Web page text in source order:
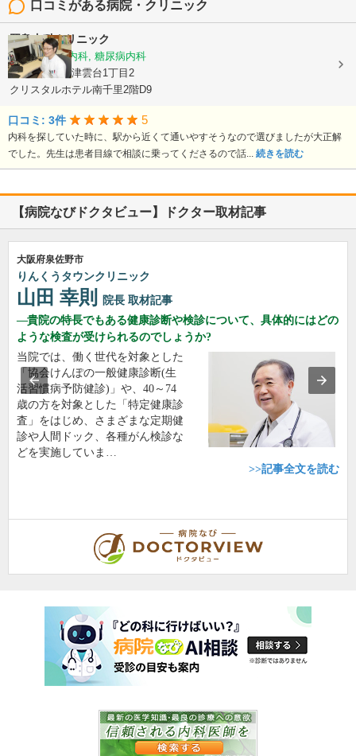
口コミがある病院・クリニック
岡島内科クリニック
内科, 循環器内科, 糖尿病内科
大阪府吹田市津雲台1丁目2
クリスタルホテル南千里2階D9
口コミ: 3件 5
内科を探していた時に、駅から近くて通いやすそうなので選びましたが大正解
でした。先生は患者目線で相談に乗ってくださるので話... 続きを読む
【病院なびドクタビュー】ドクター取材記事
大阪府泉佐野市
りんくうタウンクリニック
山田 幸則 院長 取材記事
貴院の特長でもある健康診断や検診について、具体的にはどの
ような検査が受けられるのでしょうか?
当院では、働く世代を対象とした
「協会けんぽの一般健康診断(生
活習慣病予防健診)」や、40～74
歳の方を対象とした「特定健康診
査」をはじめ、さまざまな定期健
診や人間ドック、各種がん検診な
どを実施していま…
>>記事全文を読む